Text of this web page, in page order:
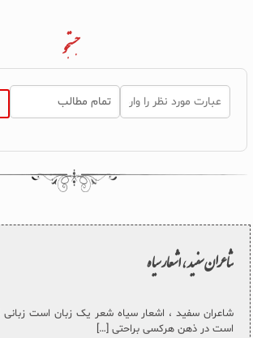
جستجو
شاعران سفید ، اشعار سیاه
شاعران سفید ، اشعار سیاه شعر یک زبان است زبانی
است در ذهن هرکسی براحتی […]